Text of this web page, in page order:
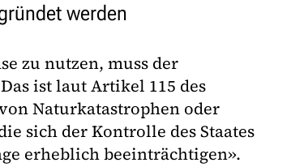
werden
zu nutzen, muss der
ist laut Artikel 115 des
Naturkatastrophen oder
sich der Kontrolle des Staates
erheblich beeinträchtigen».